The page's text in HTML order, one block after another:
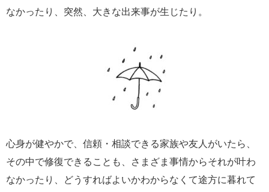
なかったり、突然、大きな出来事が生じたり。
心身が健やかで、信頼・相談できる家族や友人がいたら、
その中で修復できることも、さまざま事情からそれが叶わ
なかったり、どうすればよいかわからなくて途方に暮れて